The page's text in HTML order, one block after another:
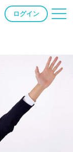
ログイン